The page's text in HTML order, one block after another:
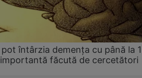
întârzia demența cu până la
făcută de cercetători